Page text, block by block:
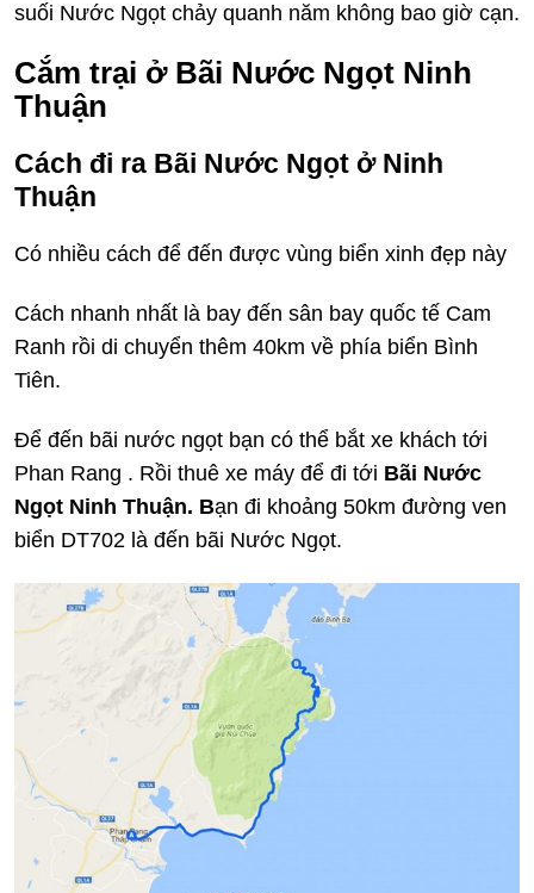
suối Nước Ngọt chảy quanh năm không bao giờ cạn.
Cắm trại ở Bãi Nước Ngọt Ninh
Thuận
Cách đi ra Bãi Nước Ngọt ở Ninh
Thuận
Có nhiều cách để đến được vùng biển xinh đẹp này
Cách nhanh nhất là bay đến sân bay quốc tế Cam
Ranh rồi di chuyển thêm 40km về phía biển Bình
Tiên.
Để đến bãi nước ngọt bạn có thể bắt xe khách tới
Phan Rang . Rồi thuê xe máy để đi tới Bãi Nước
Ngọt Ninh Thuận. Bạn đi khoảng 50km đường ven
biển DT702 là đến bãi Nước Ngọt.